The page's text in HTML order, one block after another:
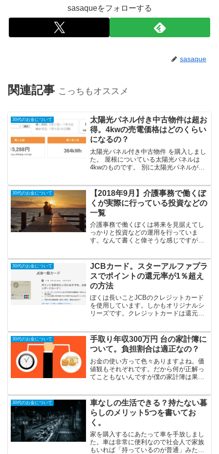
sasaqueをフォローする
sasaque
関連記事 こっちもオススメ
30代のお金について
太陽光パネル付き中古物件は超お
得。4kwの売電価格はどのくらい
になるの？
太陽光パネル付き中古物件 を購入しまし
た。 屋根についている太陽光パネルは
4kwのものです。 別に太陽光パネルがつ
件になりました。中古物件についている
太陽光パネルってど...
30代のお金について
【2018年9月】介護事務で働くぼ
くが実際に行っている投資などの
一覧
介護事務で働くぼくは将来を見据えてし
っかりと投資などの運用を行っていま
す。なんて書くと偉そうな感じですが実
して将来出世してやろうという気はさら
さら無いのでどうにかして老...
30代のお金について
JCBカード。スターアルファプラ
スでポイントの還元率が1％超え
の方法
ぼくは長いことJCBのクレジットカード
を使用しています。しかもオリジナルシ
リーズです。クレジットカードは還元率
たりします。たしかに何もしないで常時
1％の還元率は魅力的...
30代のお金について
手取り年収300万円 台の家計簿に
ついて。負担割合は適正なの？
お金の使い方って色々ありますよね。価
値観もそれぞれです。だから何が正解っ
てこともないんですが僕の家計簿は果た
は増えたので良しとしました。手取り年
収で300万円って地方都市では十分にやっ
ていける数字だと思うんですけど職場な
どではどうやって生活しているの？みた
いなことも多く言われます。
30代のお金について
車なしの生活できる？持たない暮
らしのメリット5つを書いてお
く。
家を購入するにあたって車を手放しまし
た。車は非常に便利なので社会人で家族
もいれば「持っているのが普通」みたい